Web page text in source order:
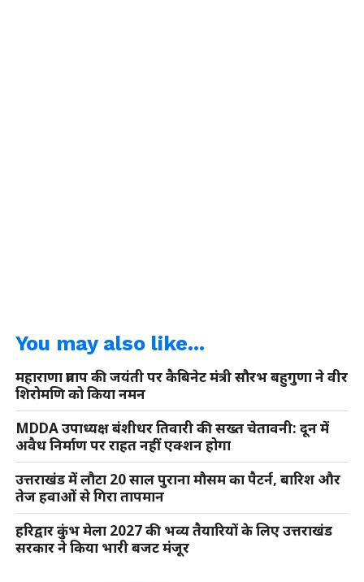
You may also like...
महाराणा प्रताप की जयंती पर कैबिनेट मंत्री सौरभ बहुगुणा ने वीर
शिरोमणि को किया नमन
MDDA उपाध्यक्ष बंशीधर तिवारी की सख्त चेतावनी: दून में
अवैध निर्माण पर राहत नहीं एक्शन होगा
उत्तराखंड में लौटा 20 साल पुराना मौसम का पैटर्न, बारिश और
तेज हवाओं से गिरा तापमान
हरिद्वार कुंभ मेला 2027 की भव्य तैयारियों के लिए उत्तराखंड
सरकार ने किया भारी बजट मंजूर